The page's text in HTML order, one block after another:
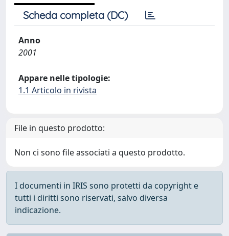
Scheda completa (DC)
Anno
2001
Appare nelle tipologie:
1.1 Articolo in rivista
File in questo prodotto:
Non ci sono file associati a questo prodotto.
I documenti in IRIS sono protetti da copyright e
tutti i diritti sono riservati, salvo diversa
indicazione.